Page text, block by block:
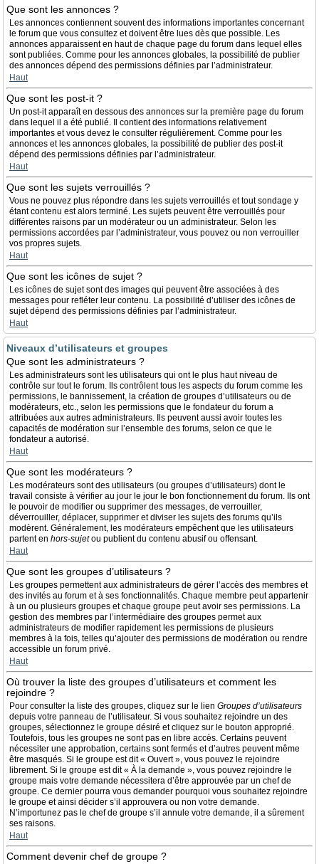
Que sont les annonces ?
Les annonces contiennent souvent des informations importantes concernant
le forum que vous consultez et doivent être lues dès que possible. Les
annonces apparaissent en haut de chaque page du forum dans lequel elles
sont publiées. Comme pour les annonces globales, la possibilité de publier
des annonces dépend des permissions définies par l’administrateur.
Haut
Que sont les post-it ?
Un post-it apparaît en dessous des annonces sur la première page du forum
dans lequel il a été publié. Il contient des informations relativement
importantes et vous devez le consulter régulièrement. Comme pour les
annonces et les annonces globales, la possibilité de publier des post-it
dépend des permissions définies par l’administrateur.
Haut
Que sont les sujets verrouillés ?
Vous ne pouvez plus répondre dans les sujets verrouillés et tout sondage y
étant contenu est alors terminé. Les sujets peuvent être verrouillés pour
différentes raisons par un modérateur ou un administrateur. Selon les
permissions accordées par l’administrateur, vous pouvez ou non verrouiller
vos propres sujets.
Haut
Que sont les icônes de sujet ?
Les icônes de sujet sont des images qui peuvent être associées à des
messages pour refléter leur contenu. La possibilité d’utiliser des icônes de
sujet dépend des permissions définies par l’administrateur.
Haut
Niveaux d’utilisateurs et groupes
Que sont les administrateurs ?
Les administrateurs sont les utilisateurs qui ont le plus haut niveau de
contrôle sur tout le forum. Ils contrôlent tous les aspects du forum comme les
permissions, le bannissement, la création de groupes d’utilisateurs ou de
modérateurs, etc., selon les permissions que le fondateur du forum a
attribuées aux autres administrateurs. Ils peuvent aussi avoir toutes les
capacités de modération sur l’ensemble des forums, selon ce que le
fondateur a autorisé.
Haut
Que sont les modérateurs ?
Les modérateurs sont des utilisateurs (ou groupes d’utilisateurs) dont le
travail consiste à vérifier au jour le jour le bon fonctionnement du forum. Ils ont
le pouvoir de modifier ou supprimer des messages, de verrouiller,
déverrouiller, déplacer, supprimer et diviser les sujets des forums qu’ils
modèrent. Généralement, les modérateurs empêchent que les utilisateurs
partent en hors-sujetou publient du contenu abusif ou offensant.
Haut
Que sont les groupes d’utilisateurs ?
Les groupes permettent aux administrateurs de gérer l’accès des membres et
des invités au forum et à ses fonctionnalités. Chaque membre peut appartenir
à un ou plusieurs groupes et chaque groupe peut avoir ses permissions. La
gestion des membres par l’intermédiaire des groupes permet aux
administrateurs de modifier rapidement les permissions de plusieurs
membres à la fois, telles qu’ajouter des permissions de modération ou rendre
accessible un forum privé.
Haut
Où trouver la liste des groupes d’utilisateurs et comment les
rejoindre ?
Pour consulter la liste des groupes, cliquez sur le lien Groupes d’utilisateurs
depuis votre panneau de l’utilisateur. Si vous souhaitez rejoindre un des
groupes, sélectionnez le groupe désiré et cliquez sur le bouton approprié.
Toutefois, tous les groupes ne sont pas en libre accès. Certains peuvent
nécessiter une approbation, certains sont fermés et d’autres peuvent même
être masqués. Si le groupe est dit « Ouvert », vous pouvez le rejoindre
librement. Si le groupe est dit « À la demande », vous pouvez rejoindre le
groupe mais votre demande nécessitera d’être approuvée par un chef de
groupe. Ce dernier pourra vous demander pourquoi vous souhaitez rejoindre
le groupe et ainsi décider s’il approuvera ou non votre demande.
N’importunez pas le chef de groupe s’il annule votre demande, il a sûrement
ses raisons.
Haut
Comment devenir chef de groupe ?